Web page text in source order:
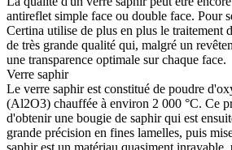
antireflet simple face ou double face. Pour
Certina utilise de plus en plus le traitement
de très grande qualité qui, malgré un
une transparence optimale sur chaque face.
Verre saphir
Le verre saphir est constitué de poudre
(Al2O3) chauffée à environ 2 000 °C. Ce
d'obtenir une bougie de saphir qui est
grande précision en fines lamelles, puis